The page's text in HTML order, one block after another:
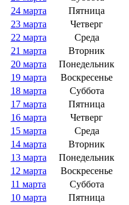
24 марта
Пятница
23 марта
Четверг
22 марта
Среда
21 марта
Вторник
20 марта
Понедельник
19 марта
Воскресенье
18 марта
Суббота
17 марта
Пятница
16 марта
Четверг
15 марта
Среда
14 марта
Вторник
13 марта
Понедельник
12 марта
Воскресенье
11 марта
Суббота
10 марта
Пятница